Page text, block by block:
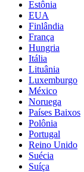
Estônia
EUA
Finlândia
França
Hungria
Itália
Lituânia
Luxemburgo
México
Noruega
Países Baixos
Polônia
Portugal
Reino Unido
Suécia
Suíça